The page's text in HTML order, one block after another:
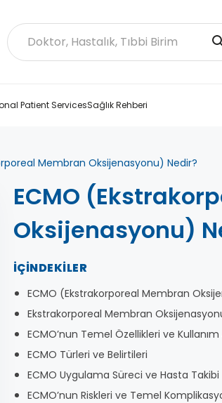
Patient ServicesSağlık Rehberi
Membran Oksijenasyonu) Nedir?
ECMO
Oksijenasyonu)
İÇINDEKILER
ECMO (Ekstrakorporeal Membran
Ekstrakorporeal Membran
ECMO’nun Temel Özellikleri ve Kullanım
ECMO Türleri ve Belirtileri
ECMO Uygulama Süreci ve Hasta Takibi
ECMO’nun Riskleri ve Temel